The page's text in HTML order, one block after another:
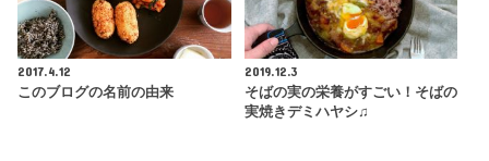
2017.4.12
このブログの名前の由来
2019.12.3
そばの実の栄養がすごい！そばの
実焼きデミハヤシ♫